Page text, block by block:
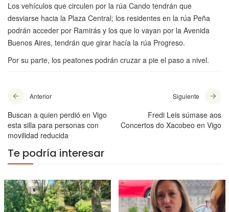
Los vehículos que circulen por la rúa Cando tendrán que
desviarse hacia la Plaza Central; los residentes en la rúa Peña
podrán acceder por Ramirás y los que lo vayan por la Avenida
Buenos Aires, tendrán que girar hacía la rúa Progreso.
Por su parte, los peatones podrán cruzar a pie el paso a nivel.
Anterior
Buscan a quien perdió en Vigo
esta silla para personas con
movilidad reducida
Siguiente
Fredi Leis súmase aos
Concertos do Xacobeo en Vigo
Te podría interesar